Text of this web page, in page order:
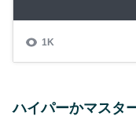
ハイパーかマスタ